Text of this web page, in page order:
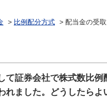
> 比例配分方式 > 配当金の受
て証券会社で株式数比
れました。どうしたらよ